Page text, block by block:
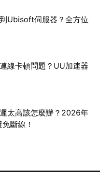
Ubisoft伺服器？全方位
線卡頓問題？UU加速器
太高該怎麼辦？2026年
斷線！